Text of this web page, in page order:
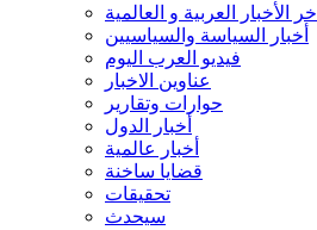
أخر الأخبار العربية و العالمية
أخبار السياسة والسياسيين
فيديو العرب اليوم
عناوين الاخبار
حوارات وتقارير
أخبار الدول
أخبار عالمية
قضايا ساخنة
تحقيقات
سيحدث